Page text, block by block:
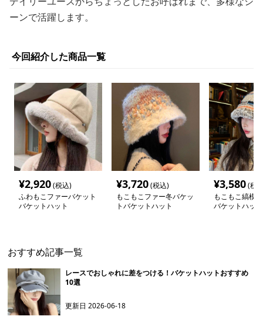
ーンで活躍します。
今回紹介した商品一覧
¥2,920(税込)
ふわもこファーバケット
バケットハット
¥3,720(税込)
もこもこファー冬バケッ
トバケットハット
¥3,580(税
もこもこ縞模
バケットハット
おすすめ記事一覧
レースでおしゃれに差をつける！バケットハットおすすめ
10選
更新日2026-06-18